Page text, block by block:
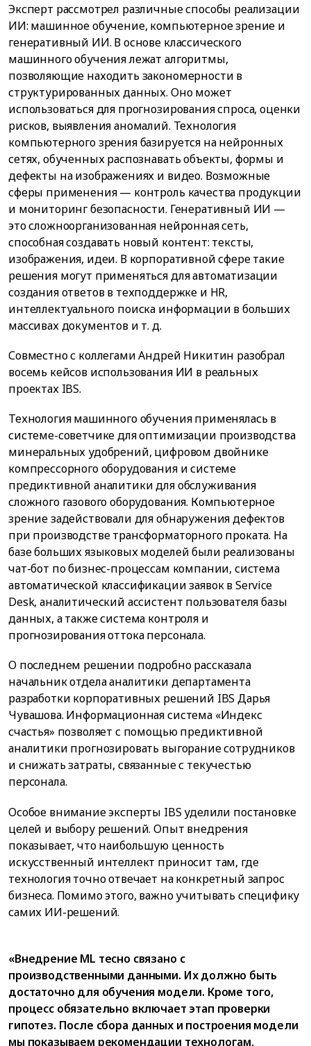
Эксперт рассмотрел различные способы реализации
ИИ: машинное обучение, компьютерное зрение и
генеративный ИИ. В основе классического
машинного обучения лежат алгоритмы,
позволяющие находить закономерности в
структурированных данных. Оно может
использоваться для прогнозирования спроса, оценки
рисков, выявления аномалий. Технология
компьютерного зрения базируется на нейронных
сетях, обученных распознавать объекты, формы и
дефекты на изображениях и видео. Возможные
сферы применения — контроль качества продукции
и мониторинг безопасности. Генеративный ИИ —
это сложноорганизованная нейронная сеть,
способная создавать новый контент: тексты,
изображения, идеи. В корпоративной сфере такие
решения могут применяться для автоматизации
создания ответов в техподдержке и HR,
интеллектуального поиска информации в больших
массивах документов и т. д.
Совместно с коллегами Андрей Никитин разобрал
восемь кейсов использования ИИ в реальных
проектах IBS.
Технология машинного обучения применялась в
системе-советчике для оптимизации производства
минеральных удобрений, цифровом двойнике
компрессорного оборудования и системе
предиктивной аналитики для обслуживания
сложного газового оборудования. Компьютерное
зрение задействовали для обнаружения дефектов
при производстве трансформаторного проката. На
базе больших языковых моделей были реализованы
чат-бот по бизнес-процессам компании, система
автоматической классификации заявок в Service
Desk, аналитический ассистент пользователя базы
данных, а также система контроля и
прогнозирования оттока персонала.
О последнем решении подробно рассказала
начальник отдела аналитики департамента
разработки корпоративных решений IBS Дарья
Чувашова. Информационная система «Индекс
счастья» позволяет с помощью предиктивной
аналитики прогнозировать выгорание сотрудников
и снижать затраты, связанные с текучестью
персонала.
Особое внимание эксперты IBS уделили постановке
целей и выбору решений. Опыт внедрения
показывает, что наибольшую ценность
искусственный интеллект приносит там, где
технология точно отвечает на конкретный запрос
бизнеса. Помимо этого, важно учитывать специфику
самих ИИ-решений.
«Внедрение ML тесно связано с
производственными данными. Их должно быть
достаточно для обучения модели. Кроме того,
процесс обязательно включает этап проверки
гипотез. После сбора данных и построения модели
мы показываем рекомендации технологам,